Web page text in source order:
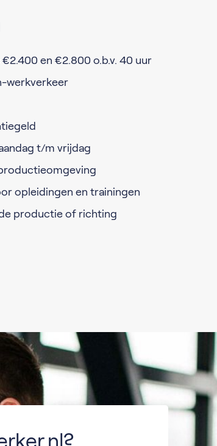
en €2.800 o.b.v. 40 uur
werkverkeer
t/m vrijdag
opleidingen en trainingen
productie of richting